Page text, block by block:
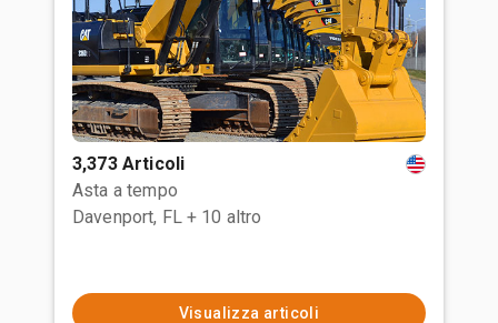
3,373 Articoli
Asta a tempo
Davenport, FL + 10 altro
Visualizza articoli